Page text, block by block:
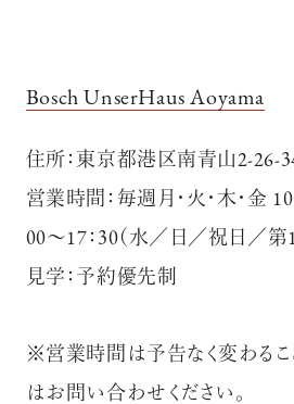
Bosch UnserHaus Aoyama
住所：東京都港区南青山2-26-
営業時間：毎週月･火･木･金 10
00～17：30（水／日／祝日／第
見学：予約優先制
※営業時間は予告なく変わるこ
はお問い合わせください。